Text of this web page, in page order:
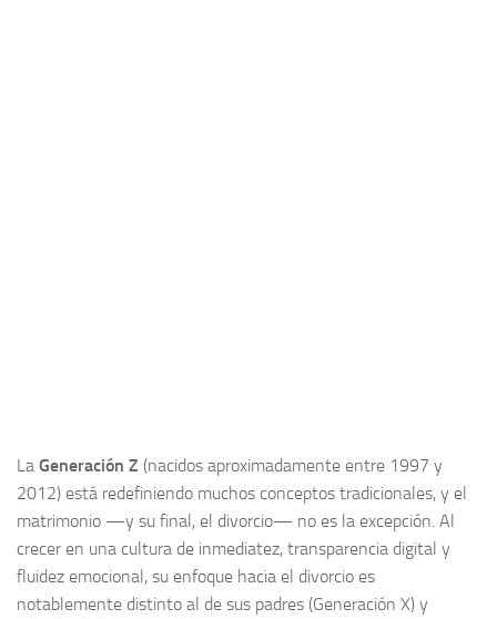
La Generación Z (nacidos aproximadamente entre 1997 y
2012) está redefiniendo muchos conceptos tradicionales, y el
matrimonio —y su final, el divorcio— no es la excepción. Al
crecer en una cultura de inmediatez, transparencia digital y
fluidez emocional, su enfoque hacia el divorcio es
notablemente distinto al de sus padres (Generación X) y